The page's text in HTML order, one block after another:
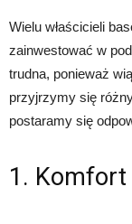
Wielu właścicieli
zainwestować w
trudna, ponieważ
przyjrzymy się
postaramy się
1. Komfort